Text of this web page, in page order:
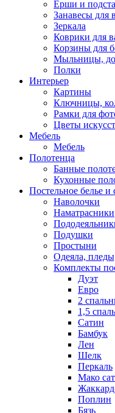
Ерши и
Занавесы для
Зеркала
Коврики для
Корзины для
Мыльницы,
Полки
Интерьер
Картины
Ключницы,
Рамки для
Цветы
Мебель
Мебель
Полотенца
Банные
Кухонные
Постельное белье
Наволочки
Наматрасники
Подушки
Простыни
Одеяла,
Комплекты
Дуэт
Евро
2
1,5
Сатин
Бамбук
Лен
Шелк
Перкаль
Мако
Поплин
Бязь